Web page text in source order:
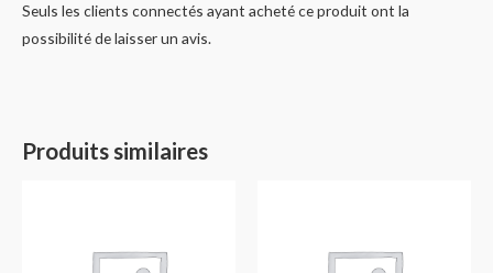
Seuls les clients connectés ayant acheté ce produit ont la
possibilité de laisser un avis.
Produits similaires